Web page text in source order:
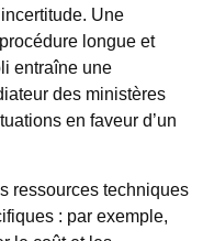
Une
longue et
entraîne une
des ministères
en faveur d’un
ressources techniques
: par exemple,